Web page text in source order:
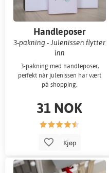
Handleposer
3-pakning - Julenissen flytter
inn
3-pakning med handleposer,
perfekt når julenissen har vært
på shopping.
31 NOK
Kjøp